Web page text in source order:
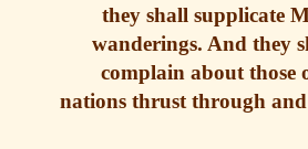
they shall
wanderings.
complain about
nations thrust